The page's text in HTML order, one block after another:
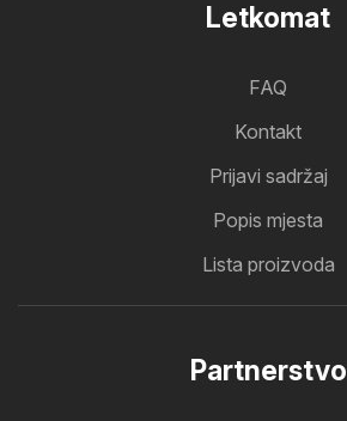
Letkomat
FAQ
Kontakt
Prijavi sadržaj
Popis mjesta
Lista proizvoda
Partnerstvo